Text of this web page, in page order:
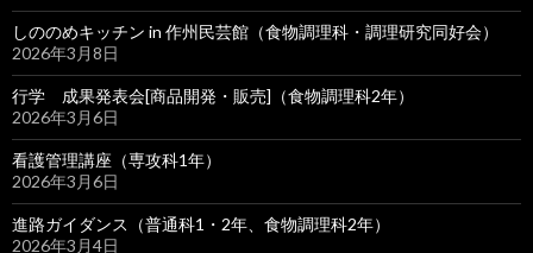
しののめキッチン in 作州民芸館（食物調理科・調理研究同好会）
2026年3月8日
行学 成果発表会[商品開発・販売]（食物調理科2年）
2026年3月6日
看護管理講座（専攻科1年）
2026年3月6日
進路ガイダンス（普通科1・2年、食物調理科2年）
2026年3月4日